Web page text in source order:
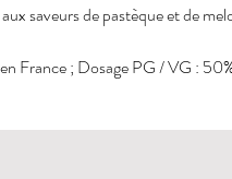
saveurs de pastèque et de
France ; Dosage PG / VG :